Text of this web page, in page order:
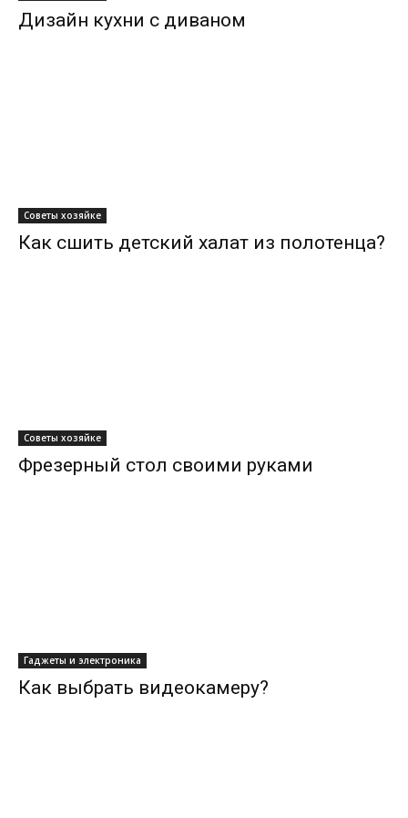
Дизайн кухни с диваном
Советы хозяйке
Как сшить детский халат из полотенца?
Советы хозяйке
Фрезерный стол своими руками
Гаджеты и электроника
Как выбрать видеокамеру?